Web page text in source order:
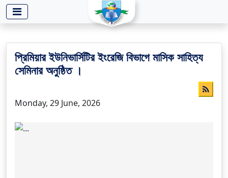
-->
প্রিমিয়ার ইউনিভার্সিটির ইংরেজি বিভাগে মাসিক সাহিত্য
সেমিনার অনুষ্ঠিত ।
Monday, 29 June, 2026